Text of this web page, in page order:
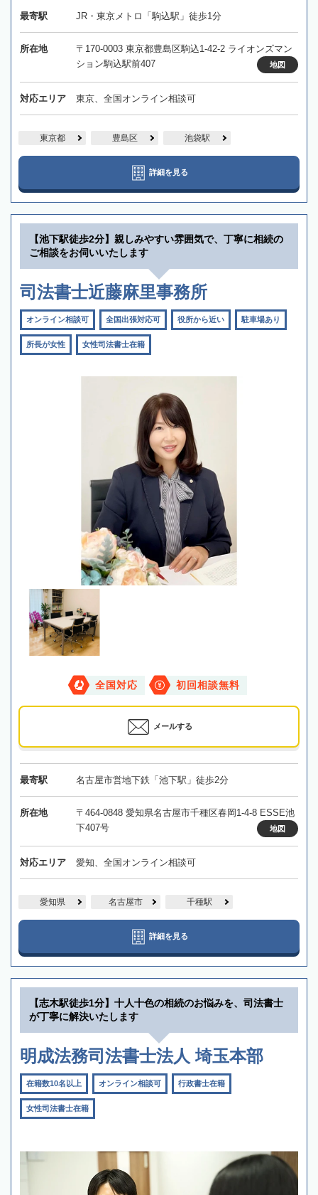
最寄駅 JR・東京メトロ「駒込駅」徒歩1分
所在地
〒170-0003 東京都豊島区駒込1-42-2 ライオンズマン
ション駒込駅前407
地図
対応エリア 東京、全国オンライン相談可
東京都 豊島区 池袋駅
詳細を見る
【池下駅徒歩2分】親しみやすい雰囲気で、丁寧に相続の
ご相談をお伺いいたします
司法書士近藤麻里事務所
オンライン相談可 全国出張対応可 役所から近い 駐車場あり
所長が女性 女性司法書士在籍
全国対応 初回相談無料
メールする
最寄駅 名古屋市営地下鉄「池下駅」徒歩2分
所在地
〒464-0848 愛知県名古屋市千種区春岡1-4-8 ESSE池
下407号
地図
対応エリア 愛知、全国オンライン相談可
愛知県 名古屋市 千種駅
詳細を見る
【志木駅徒歩1分】十人十色の相続のお悩みを、司法書士
が丁寧に解決いたします
明成法務司法書士法人 埼玉本部
在籍数10名以上 オンライン相談可 行政書士在籍
女性司法書士在籍